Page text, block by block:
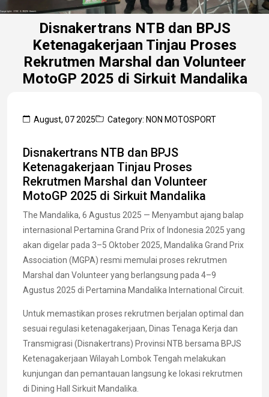
Disnakertrans NTB dan BPJS
Ketenagakerjaan Tinjau Proses
Rekrutmen Marshal dan Volunteer
MotoGP 2025 di Sirkuit Mandalika
August, 07 2025 Category: NON MOTOSPORT
Disnakertrans NTB dan BPJS
Ketenagakerjaan Tinjau Proses
Rekrutmen Marshal dan Volunteer
MotoGP 2025 di Sirkuit Mandalika
The Mandalika, 6 Agustus 2025 — Menyambut ajang balap
internasional Pertamina Grand Prix of Indonesia 2025 yang
akan digelar pada 3–5 Oktober 2025, Mandalika Grand Prix
Association (MGPA) resmi memulai proses rekrutmen
Marshal dan Volunteer yang berlangsung pada 4–9
Agustus 2025 di Pertamina Mandalika International Circuit.
Untuk memastikan proses rekrutmen berjalan optimal dan
sesuai regulasi ketenagakerjaan, Dinas Tenaga Kerja dan
Transmigrasi (Disnakertrans) Provinsi NTB bersama BPJS
Ketenagakerjaan Wilayah Lombok Tengah melakukan
kunjungan dan pemantauan langsung ke lokasi rekrutmen
di Dining Hall Sirkuit Mandalika.